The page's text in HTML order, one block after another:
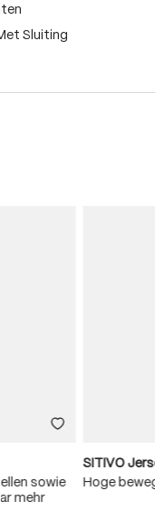
Sluiting
sowie
mehr
SITIVO
Hoge